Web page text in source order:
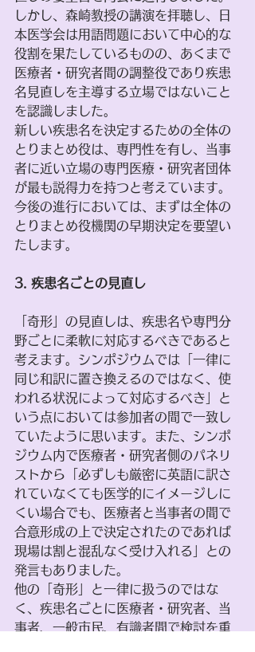
しかし、森崎教授の講演を拝聴し、日
本医学会は用語問題において中心的な
役割を果たしているものの、あくまで
医療者・研究者間の調整役であり疾患
名見直しを主導する立場ではないこと
を認識しました。
新しい疾患名を決定するための全体の
とりまとめ役は、専門性を有し、当事
者に近い立場の専門医療・研究者団体
が最も説得力を持つと考えています。
今後の進行においては、まずは全体の
とりまとめ役機関の早期決定を要望い
たします。
3. 疾患名ごとの見直し
「奇形」の見直しは、疾患名や専門分
野ごとに柔軟に対応するべきであると
考えます。シンポジウムでは「一律に
同じ和訳に置き換えるのではなく、使
われる状況によって対応するべき」と
いう点においては参加者の間で一致し
ていたように思います。また、シンポ
ジウム内で医療者・研究者側のパネリ
ストから「必ずしも厳密に英語に訳さ
れていなくても医学的にイメージしに
くい場合でも、医療者と当事者の間で
合意形成の上で決定されたのであれば
現場は割と混乱なく受け入れる」との
発言もありました。
他の「奇形」と一律に扱うのではな
く、疾患名ごとに医療者・研究者、当
事者、一般市民、有識者間で検討を重